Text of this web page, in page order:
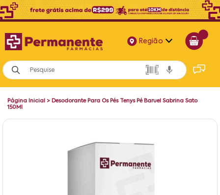
Região
Alagoas
Bahia
Página Inicial > Desodorante Para Os Pés Tenys Pé Baruel Sabrina Sato
150Ml